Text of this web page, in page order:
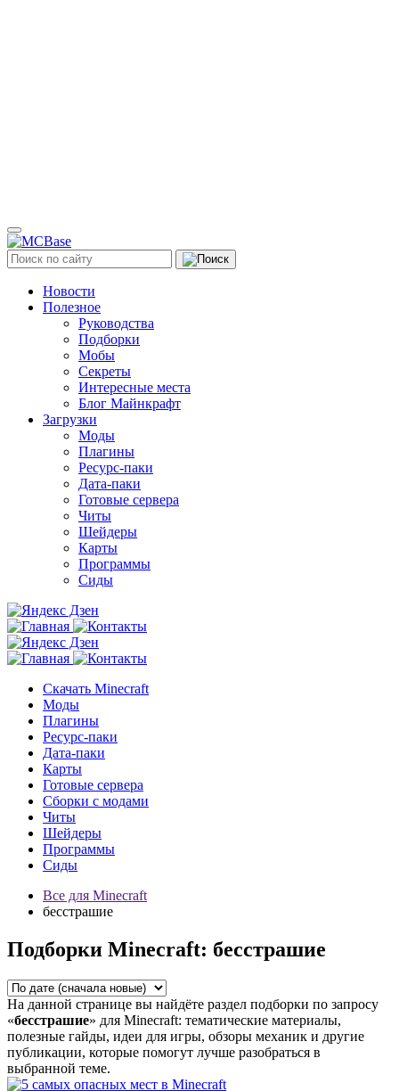
Новости
Полезное
Руководства
Подборки
Мобы
Секреты
Интересные места
Блог Майнкрафт
Загрузки
Моды
Плагины
Ресурс-паки
Дата-паки
Готовые сервера
Читы
Шейдеры
Карты
Программы
Сиды
Скачать Minecraft
Моды
Плагины
Ресурс-паки
Дата-паки
Карты
Готовые сервера
Сборки с модами
Читы
Шейдеры
Программы
Сиды
Все для Minecraft
бесстрашие
Подборки Minecraft: бесстрашие
На данной странице вы найдёте раздел подборки по запросу
«бесстрашие» для Minecraft: тематические материалы,
полезные гайды, идеи для игры, обзоры механик и другие
публикации, которые помогут лучше разобраться в
выбранной теме.